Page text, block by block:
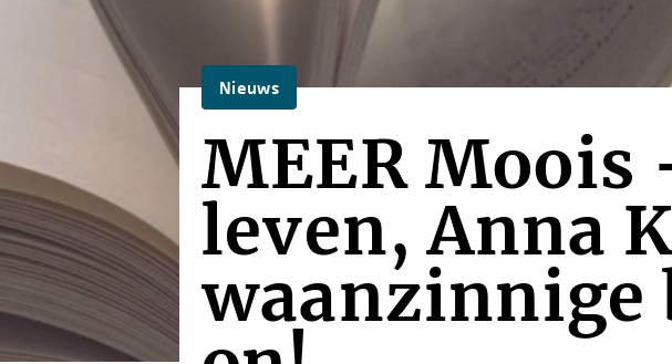
Nieuws
MEER Moois
leven, Anna
waanzinnige